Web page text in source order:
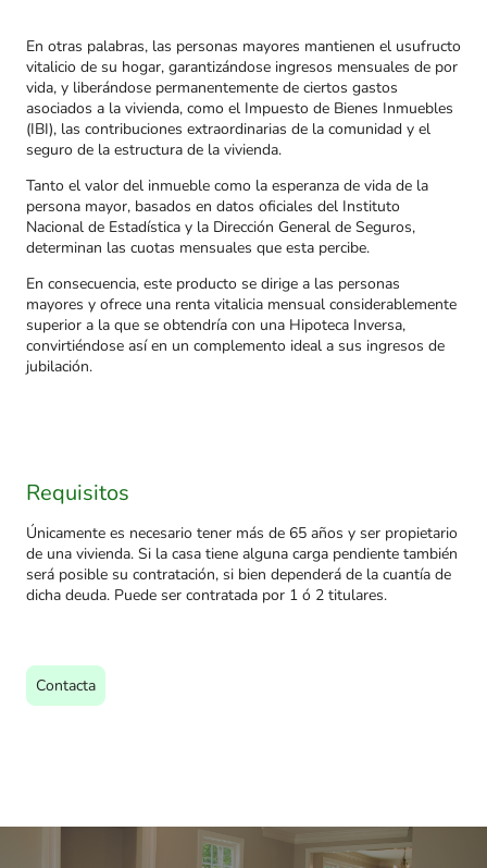
En otras palabras, las personas mayores mantienen el usufructo
vitalicio de su hogar, garantizándose ingresos mensuales de por
vida, y liberándose permanentemente de ciertos gastos
asociados a la vivienda, como el Impuesto de Bienes Inmuebles
(IBI), las contribuciones extraordinarias de la comunidad y el
seguro de la estructura de la vivienda.
Tanto el valor del inmueble como la esperanza de vida de la
persona mayor, basados en datos oficiales del Instituto
Nacional de Estadística y la Dirección General de Seguros,
determinan las cuotas mensuales que esta percibe.
En consecuencia, este producto se dirige a las personas
mayores y ofrece una renta vitalicia mensual considerablemente
superior a la que se obtendría con una Hipoteca Inversa,
convirtiéndose así en un complemento ideal a sus ingresos de
jubilación.
Requisitos
Únicamente es necesario tener más de 65 años y ser propietario
de una vivienda. Si la casa tiene alguna carga pendiente también
será posible su contratación, si bien dependerá de la cuantía de
dicha deuda. Puede ser contratada por 1 ó 2 titulares.
Contacta